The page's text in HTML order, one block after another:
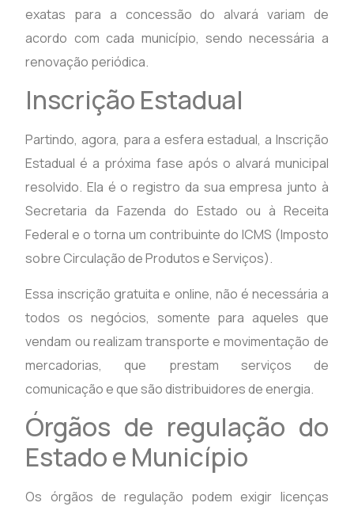
exatas para a concessão do alvará variam de
acordo com cada município, sendo necessária a
renovação periódica.
Inscrição Estadual
Partindo, agora, para a esfera estadual, a Inscrição
Estadual é a próxima fase após o alvará municipal
resolvido. Ela é o registro da sua empresa junto à
Secretaria da Fazenda do Estado ou à Receita
Federal e o torna um contribuinte do ICMS (Imposto
sobre Circulação de Produtos e Serviços).
Essa inscrição gratuita e online, não é necessária a
todos os negócios, somente para aqueles que
vendam ou realizam transporte e movimentação de
mercadorias, que prestam serviços de
comunicação e que são distribuidores de energia.
Órgãos de regulação do
Estado e Município
Os órgãos de regulação podem exigir licenças